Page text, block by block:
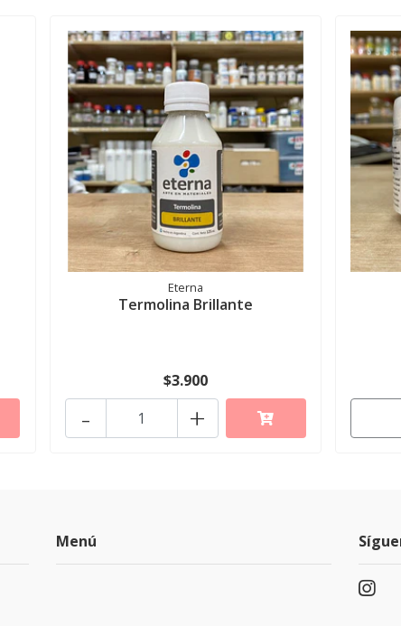
Eterna
Termolina Brillante
$3.900
+
-
Menú